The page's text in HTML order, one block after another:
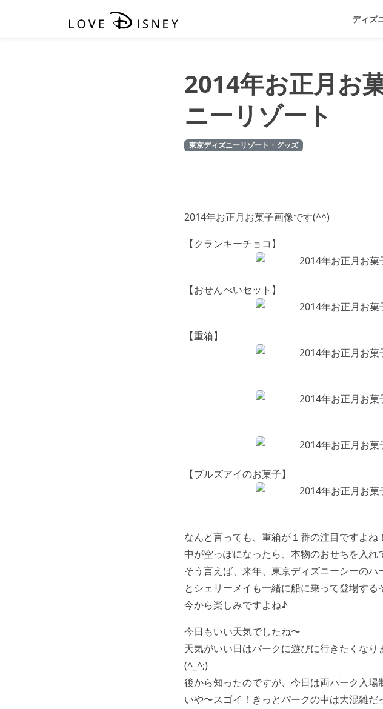
ディズ
2014年お正月お
ニーリゾート
東京ディズニーリゾート・グッズ
2014年お正月お菓子画像です(^^)
【クランキーチョコ】
【おせんべいセット】
【重箱】
【ブルズアイのお菓子】
なんと言っても、重箱が１番の注目ですよね！
中が空っぽになったら、本物のおせちを入
そう言えば、来年、東京ディズニーシーの
とシェリーメイも一緒に船に乗って登場する
今から楽しみですよね♪
今日もいい天気でしたね〜
天気がいい日はパークに遊びに行きたくな
(^_^;)
後から知ったのですが、今日は両パーク入場
いや〜スゴイ！きっとパークの中は大混雑だ